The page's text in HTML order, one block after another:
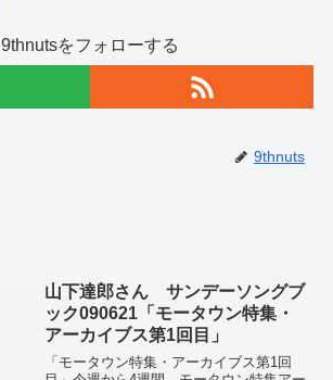
9thnutsをフォローする
9thnuts
山下達郎さん サンデーソングブ
ック090621「モータウン特集・
アーカイブス第1回目」
「モータウン特集・アーカイブス第1回